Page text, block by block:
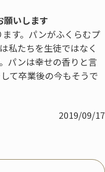
願いします
す。パンがふくらむプ
私たちを生徒ではなく
パンは幸せの香りと言
て卒業後の今もそうで
2019/09/17